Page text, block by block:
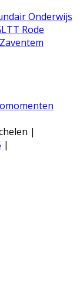
Onderwijs
Rode
|
|